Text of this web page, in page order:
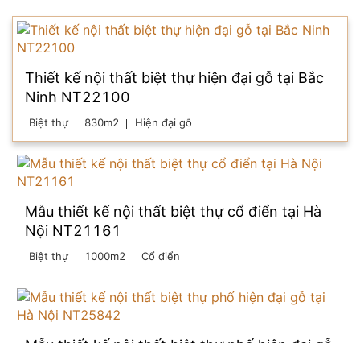
Thiết kế nội thất biệt thự hiện đại gỗ tại Bắc
Ninh NT22100
Biệt thự 830m2 Hiện đại gỗ
Mẫu thiết kế nội thất biệt thự cổ điển tại Hà
Nội NT21161
Biệt thự 1000m2 Cổ điển